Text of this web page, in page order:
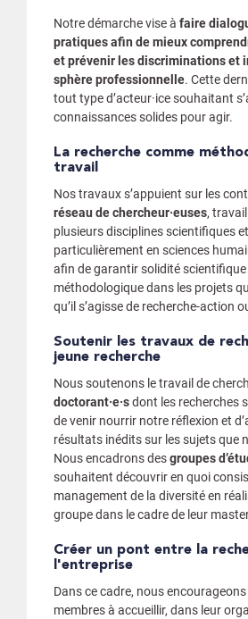
Notre démarche vise à faire
pratiques afin de mieux
et prévenir les discriminations et
sphère professionnelle. Cette
tout type d’acteur·ice souhaitant
connaissances solides pour agir.
La recherche comme méthodologie de
travail
Nos travaux s’appuient sur les
réseau de chercheur·euses,
plusieurs disciplines scientifiques
particulièrement en sciences
afin de garantir solidité
méthodologique dans les projets
qu’il s’agisse de recherche-action
Soutenir les travaux de recherche et la
jeune recherche
Nous soutenons le travail de
doctorant·e·sdont les recherches
de venir nourrir notre réflexion et
résultats inédits sur les sujets que
Nous encadrons desgroupes
souhaitent découvrir en quoi
management de la diversité en
groupe dans le cadre de leur
Créer un pont entre la recherche et
l'entreprise
Dans ce cadre, nous
membres à accueillir, dans leur